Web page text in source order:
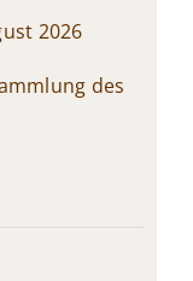
2026
des